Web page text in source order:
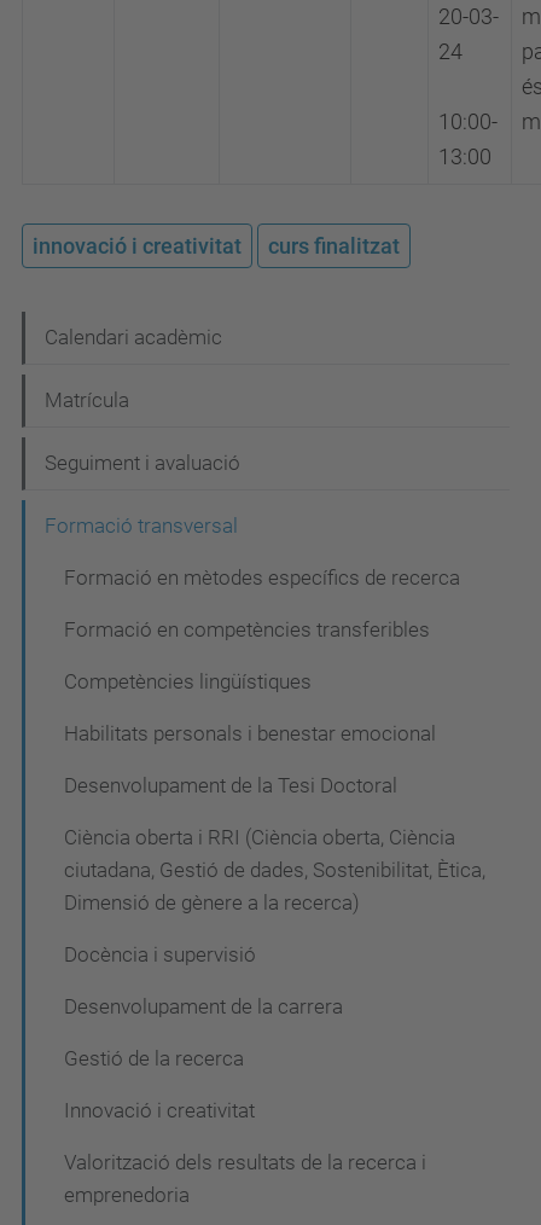
20-03-
24
10:00-
13:00
innovació i creativitat curs finalitzat
a
v
g
Calendari acadèmic
Matrícula
Seguiment i avaluació
Formació transversal
Formació en mètodes específics de recerca
Formació en competències transferibles
Competències lingüístiques
Habilitats personals i benestar emocional
Desenvolupament de la Tesi Doctoral
Ciència oberta i RRI (Ciència oberta, Ciència
ciutadana, Gestió de dades, Sostenibilitat, Ètica,
Dimensió de gènere a la recerca)
Docència i supervisió
Desenvolupament de la carrera
Gestió de la recerca
Innovació i creativitat
Valorització dels resultats de la recerca i
emprenedoria